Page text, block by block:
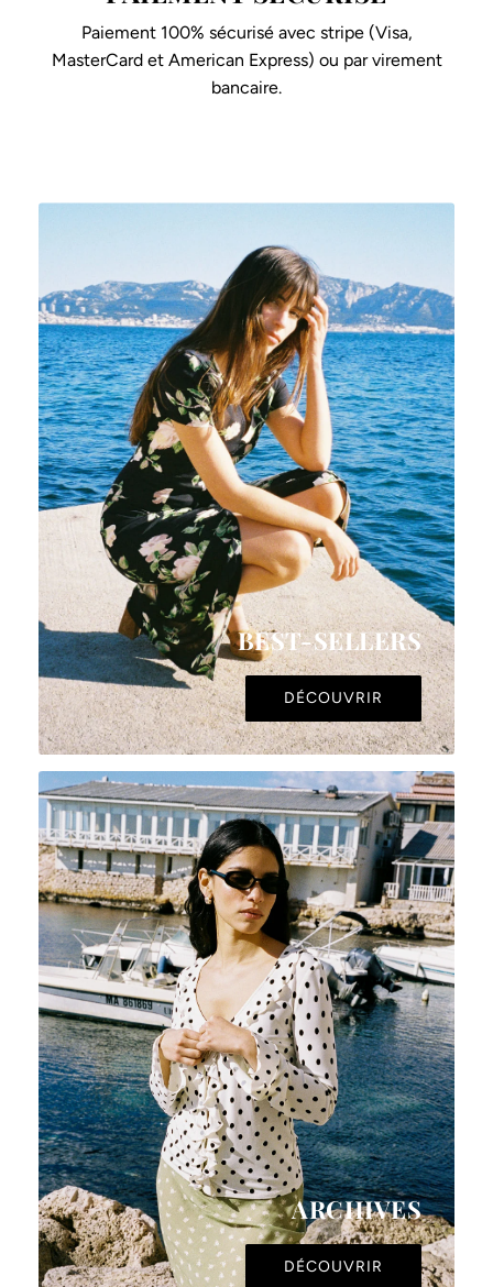
Paiement 100% sécurisé avec stripe (Visa,
MasterCard et American Express) ou par virement
bancaire.
BEST-SELLERS
DÉCOUVRIR
ARCHIVES
DÉCOUVRIR